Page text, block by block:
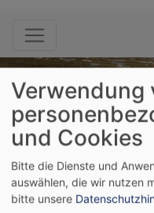
Startseite
Ev. Luth.
Verwendung
und Cookies
Bitte die Dienste und
auswählen, die wir nutzen
bitte unsere